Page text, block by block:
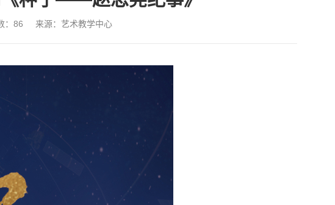
：86 来源：艺术教学中心